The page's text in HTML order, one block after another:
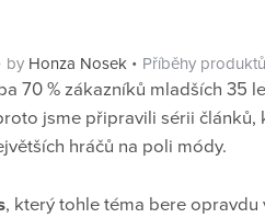
by Honza Nosek Categories
Příběhy produktů
70 % zákazníků mladších 35
jsme připravili sérii
hráčů na poli módy.
, který tohle téma bere opravdu